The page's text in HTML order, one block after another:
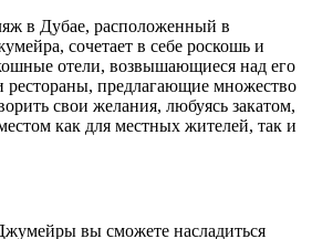
в Дубае, расположенный в
сочетает в себе роскошь и
отели, возвышающиеся над его
предлагающие множество
свои желания, любуясь закатом,
как для местных жителей, так и
вы сможете насладиться